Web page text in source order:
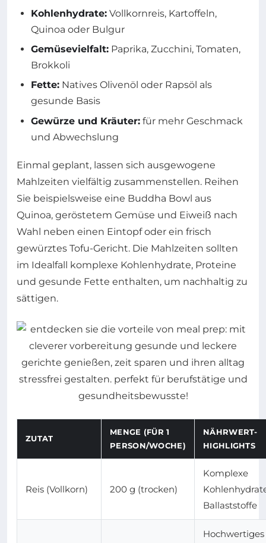
Kohlenhydrate: Vollkornreis, Kartoffeln,
Quinoa oder Bulgur
Gemüsevielfalt: Paprika, Zucchini, Tomaten,
Brokkoli
Fette: Natives Olivenöl oder Rapsöl als
gesunde Basis
Gewürze und Kräuter: für mehr Geschmack
und Abwechslung
Einmal geplant, lassen sich ausgewogene
Mahlzeiten vielfältig zusammenstellen. Reihen
Sie beispielsweise eine Buddha Bowl aus
Quinoa, geröstetem Gemüse und Eiweiß nach
Wahl neben einen Eintopf oder ein frisch
gewürztes Tofu-Gericht. Die Mahlzeiten sollten
im Idealfall komplexe Kohlenhydrate, Proteine
und gesunde Fette enthalten, um nachhaltig zu
sättigen.
ZUTAT
MENGE (FÜR 1
PERSON/WOCHE)
NÄHRWERT-
HIGHLIGHTS
Reis (Vollkorn) 200 g (trocken)
Komplexe
Ballaststoffe
Hochwertiges